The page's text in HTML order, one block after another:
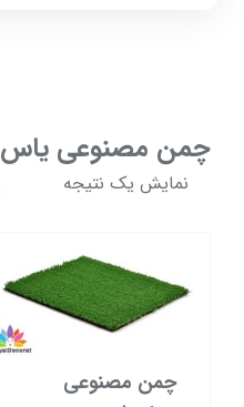
چمن مصنوعی یاس
نمایش یک نتیجه
چمن مصنوعی